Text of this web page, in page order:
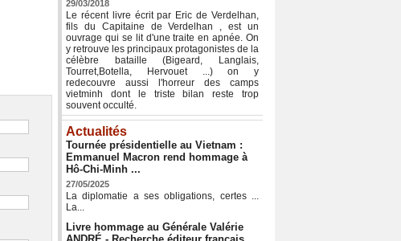
29/03/2018
Le récent livre écrit par Eric de Verdelhan,
fils du Capitaine de Verdelhan , est un
ouvrage qui se lit d'une traite en apnée. On
y retrouve les principaux protagonistes de la
célèbre bataille (Bigeard, Langlais,
Tourret,Botella, Hervouet ...) on y
redecouvre aussi l'horreur des camps
vietminh dont le triste bilan reste trop
souvent occulté.
Actualités
Tournée présidentielle au Vietnam :
Emmanuel Macron rend hommage à
Hô-Chi-Minh ...
27/05/2025
La diplomatie a ses obligations, certes ...
La...
Livre hommage au Générale Valérie